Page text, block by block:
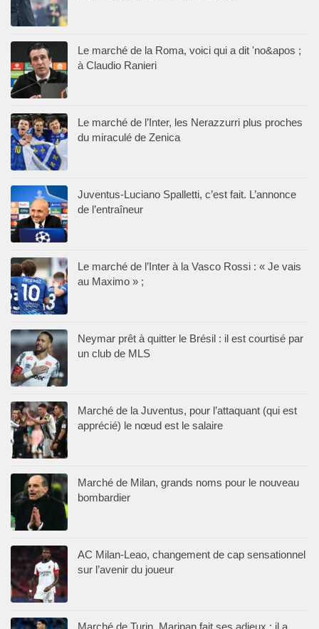
Le marché de la Roma, voici qui a dit 'no&apos ;
à Claudio Ranieri
Le marché de l’Inter, les Nerazzurri plus proches
du miraculé de Zenica
Juventus-Luciano Spalletti, c’est fait. L’annonce
de l’entraîneur
Le marché de l’Inter à la Vasco Rossi : « Je vais
au Maximo » ;
Neymar prêt à quitter le Brésil : il est courtisé par
un club de MLS
Marché de la Juventus, pour l’attaquant (qui est
apprécié) le nœud est le salaire
Marché de Milan, grands noms pour le nouveau
bombardier
AC Milan-Leao, changement de cap sensationnel
sur l’avenir du joueur
Marché de Turin, Maripan fait ses adieux : il a